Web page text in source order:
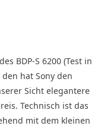
BDP-S 6200 (Test in
hat Sony den
Sicht elegantere
Technisch ist das
mit dem kleinen